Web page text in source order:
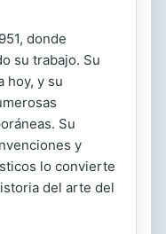
donde
su trabajo. Su
hoy, y su
Su
y
lo convierte
del arte del